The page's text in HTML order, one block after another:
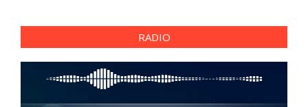
RADIO